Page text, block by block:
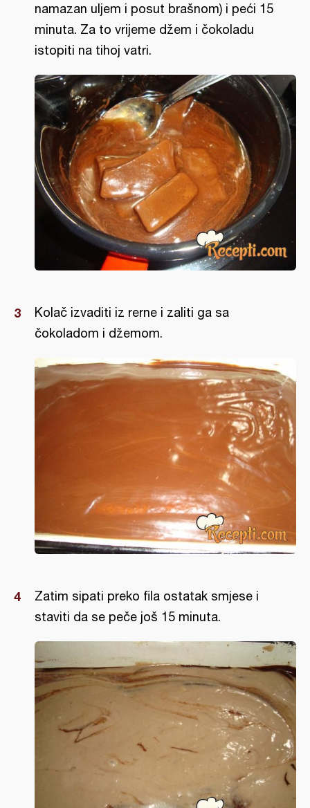
namazan uljem i posut brašnom) i peći 15
minuta. Za to vrijeme džem i čokoladu
istopiti na tihoj vatri.
Kolač izvaditi iz rerne i zaliti ga sa
čokoladom i džemom.
Zatim sipati preko fila ostatak smjese i
staviti da se peče još 15 minuta.